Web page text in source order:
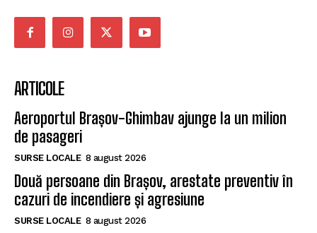
ARTICOLE
Aeroportul Brașov-Ghimbav ajunge la un milion
de pasageri
SURSE LOCALE 8 august 2026
Două persoane din Brașov, arestate preventiv în
cazuri de incendiere și agresiune
SURSE LOCALE 8 august 2026